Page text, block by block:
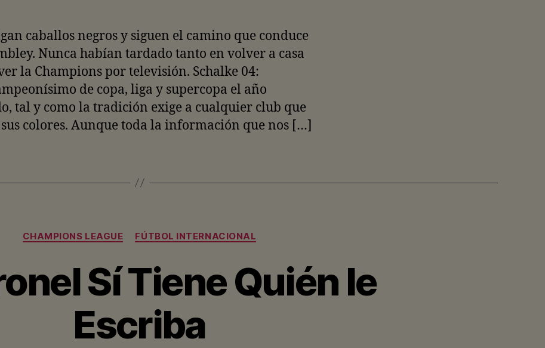
caballos negros y siguen el camino que conduce
Nunca habían tardado tanto en volver a casa
la Champions por televisión. Schalke 04:
de copa, liga y supercopa el año
tal y como la tradición exige a cualquier club que
colores. Aunque toda la información que nos […]
Categorías
CHAMPIONS LEAGUE FÚTBOL INTERNACIONAL
Sí Tiene Quién le
Escriba